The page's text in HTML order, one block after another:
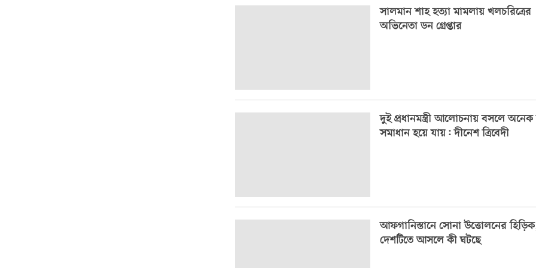
সালমান শাহ হত্যা মামলায় খলচরিত্রের
অভিনেতা ডন গ্রেপ্তার
দুই প্রধানমন্ত্রী আলোচনায় বসলে
সমাধান হয়ে যায়: দীনেশ ত্রিবেদী
আফগানিস্তানে সোনা উত্তোলনের
দেশটিতে আসলে কী ঘটছে